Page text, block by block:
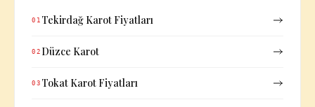
01 Tekirdağ Karot Fiyatları
02 Düzce Karot
03 Tokat Karot Fiyatları